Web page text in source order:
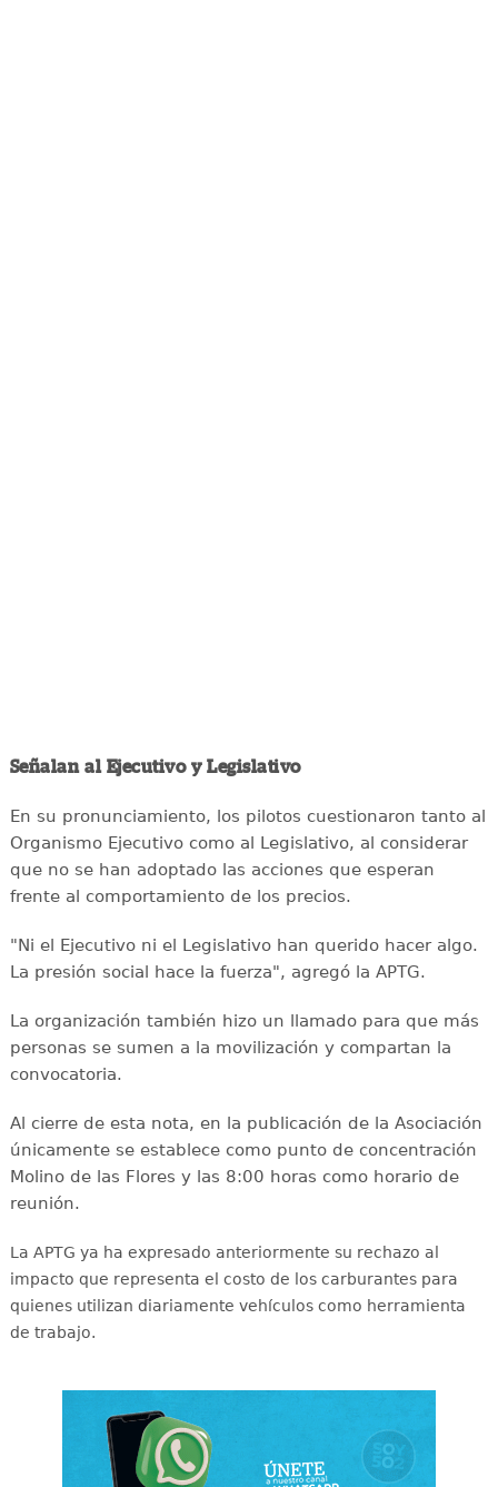
Señalan al Ejecutivo y Legislativo
En su pronunciamiento, los pilotos cuestionaron tanto al
Organismo Ejecutivo como al Legislativo, al considerar
que no se han adoptado las acciones que esperan
frente al comportamiento de los precios.
"Ni el Ejecutivo ni el Legislativo han querido hacer algo.
La presión social hace la fuerza", agregó la APTG.
La organización también hizo un llamado para que más
personas se sumen a la movilización y compartan la
convocatoria.
Al cierre de esta nota, en la publicación de la Asociación
únicamente se establece como punto de concentración
Molino de las Flores y las 8:00 horas como horario de
reunión.
La APTG ya ha expresado anteriormente su rechazo al
impacto que representa el costo de los carburantes para
quienes utilizan diariamente vehículos como herramienta
de trabajo.